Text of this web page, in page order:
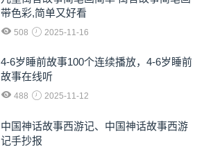
带色彩,简单又好看
508 2025-11-16
4-6岁睡前故事100个连续播放，4-6岁睡前
故事在线听
488 2025-11-12
中国神话故事西游记、中国神话故事西游
记手抄报